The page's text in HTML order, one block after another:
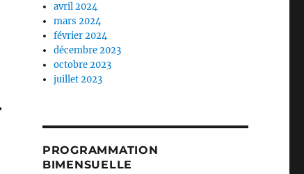
avril 2024
mars 2024
février 2024
décembre 2023
octobre 2023
juillet 2023
PROGRAMMATION
BIMENSUELLE